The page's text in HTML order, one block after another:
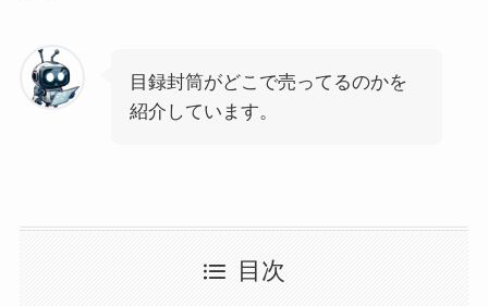
目録封筒がどこで売ってるのかを
紹介しています。
目次